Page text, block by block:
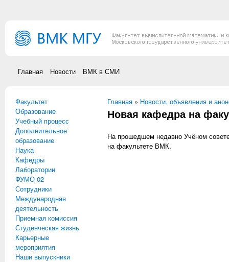
Главная Новости ВМК в СМИ
Факультет
Образование
Учебный процесс
Дополнительное
образование
Наука
Кафедры
Лаборатории
ФУМО 02
Сотрудники
Международная
деятельность
Приемная комиссия
Студенческая жизнь
Карьерные
мероприятия
Наши выпускники
Вы здесь
Главная » Новости, объявления и
Новая кафедра на
На прошедшем недавно Учёном
на факультете ВМК.